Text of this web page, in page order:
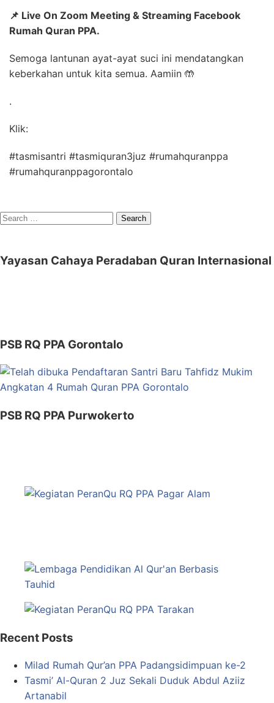
📌 Live On Zoom Meeting & Streaming Facebook
Rumah Quran PPA.
Semoga lantunan ayat-ayat suci ini mendatangkan
keberkahan untuk kita semua. Aamiin 🤲
.
Klik:
#tasmisantri #tasmiquran3juz #rumahquranppa
#rumahquranppagorontalo
Search
Yayasan Cahaya Peradaban Quran Internasional
PSB RQ PPA Gorontalo
PSB RQ PPA Purwokerto
Recent Posts
Milad Rumah Qur’an PPA Padangsidimpuan ke-2
Tasmi’ Al-Quran 2 Juz Sekali Duduk Abdul Aziiz
Artanabil